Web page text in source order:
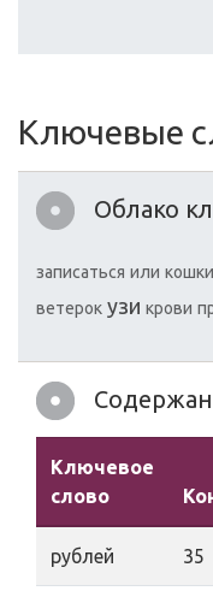
Ключевые
Облако
записаться или кошки
ветерок узи крови
Ключевое
слово
рублей 35